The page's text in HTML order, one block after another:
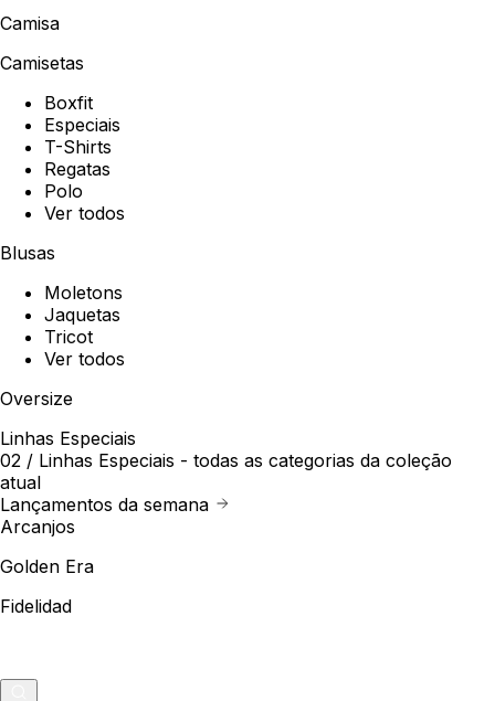
Camisa
Camisetas
Boxfit
Especiais
T-Shirts
Regatas
Polo
Ver todos
Blusas
Moletons
Jaquetas
Tricot
Ver todos
Oversize
Linhas Especiais
02 / Linhas Especiais - todas as categorias da coleção
atual
Lançamentos da semana
Arcanjos
Golden Era
Fidelidad